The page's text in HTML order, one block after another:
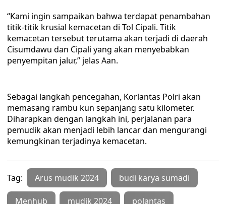
“Kami ingin sampaikan bahwa terdapat penambahan
titik-titik krusial kemacetan di Tol Cipali. Titik
kemacetan tersebut terutama akan terjadi di daerah
Cisumdawu dan Cipali yang akan menyebabkan
penyempitan jalur,” jelas Aan.
Sebagai langkah pencegahan, Korlantas Polri akan
memasang rambu kun sepanjang satu kilometer.
Diharapkan dengan langkah ini, perjalanan para
pemudik akan menjadi lebih lancar dan mengurangi
kemungkinan terjadinya kemacetan.
Tag: Arus mudik 2024 budi karya sumadi
Menhub mudik 2024 polantas